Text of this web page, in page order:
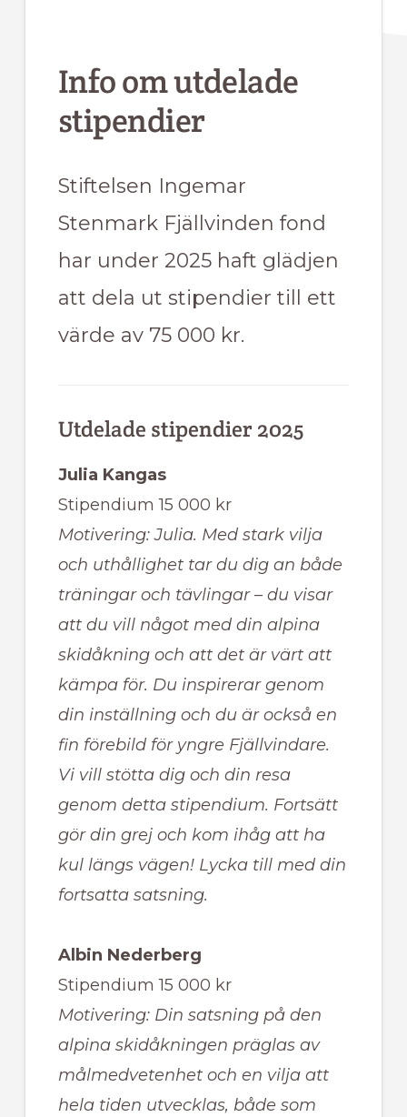
Info om utdelade
stipendier
Stiftelsen Ingemar
Stenmark Fjällvinden fond
har under 2025 haft glädjen
att dela ut stipendier till ett
värde av 75 000 kr.
Utdelade stipendier 2025
Julia Kangas
Stipendium 15 000 kr
Motivering: Julia. Med stark vilja
och uthållighet tar du dig an både
träningar och tävlingar – du visar
att du vill något med din alpina
skidåkning och att det är värt att
kämpa för. Du inspirerar genom
din inställning och du är också en
fin förebild för yngre Fjällvindare.
Vi vill stötta dig och din resa
genom detta stipendium. Fortsätt
gör din grej och kom ihåg att ha
kul längs vägen! Lycka till med din
fortsatta satsning.
Albin Nederberg
Stipendium 15 000 kr
Motivering: Din satsning på den
alpina skidåkningen präglas av
målmedvetenhet och en vilja att
hela tiden utvecklas, både som